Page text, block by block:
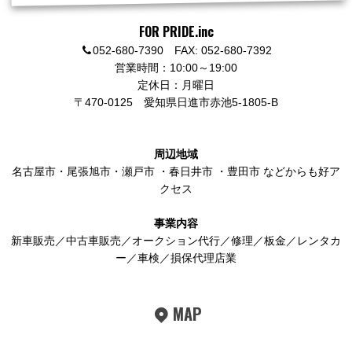
FOR PRIDE.inc
052-680-7390 FAX: 052-680-7392
営業時間：10:00～19:00
定休日：月曜日
〒470-0125 愛知県日進市赤池5-1805-B
周辺地域
名古屋市 ・ 尾張旭市 ・ 瀬戸市 ・ 春日井市 ・ 豊田市 などからも好ア
クセス
事業内容
新車販売／中古車販売／オークション代行／修理／板金／レンタカ
ー／車検／損保代理店業
MAP